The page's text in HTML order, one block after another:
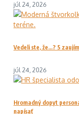
júl 24, 2026
Vedeli ste, že…? 5
júl 24, 2026
Hromadný dopyt
napísať